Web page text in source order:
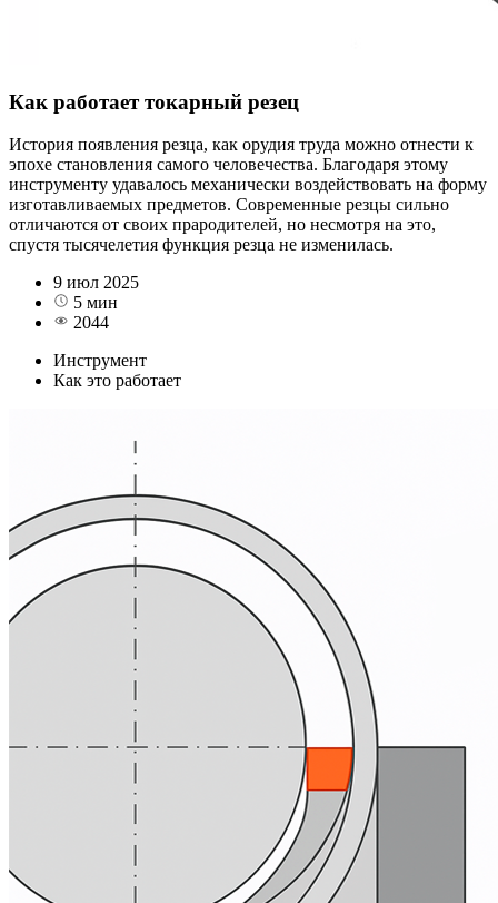
Как работает токарный резец
История появления резца, как орудия труда можно отнести к
эпохе становления самого человечества. Благодаря этому
инструменту удавалось механически воздействовать на форму
изготавливаемых предметов. Современные резцы сильно
отличаются от своих прародителей, но несмотря на это,
спустя тысячелетия функция резца не изменилась.
9 июл 2025
5 мин
2044
Инструмент
Как это работает